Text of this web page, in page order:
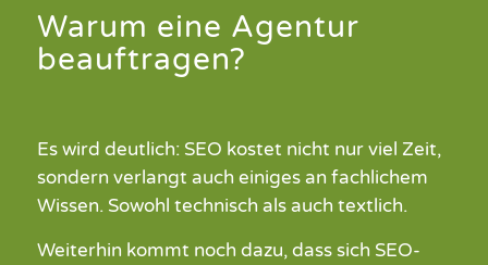
Warum eine Agentur
beauftragen?
Es wird deutlich: SEO kostet nicht nur viel Zeit,
sondern verlangt auch einiges an fachlichem
Wissen. Sowohl technisch als auch textlich.
Weiterhin kommt noch dazu, dass sich SEO-